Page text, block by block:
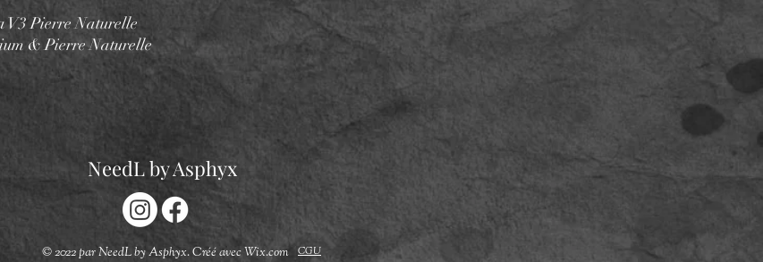
V3 Pierre Naturelle
& Pierre Naturelle
NeedL by Asphyx
© 2022 par NeedL by Asphyx. Créé avec Wix.com CGU